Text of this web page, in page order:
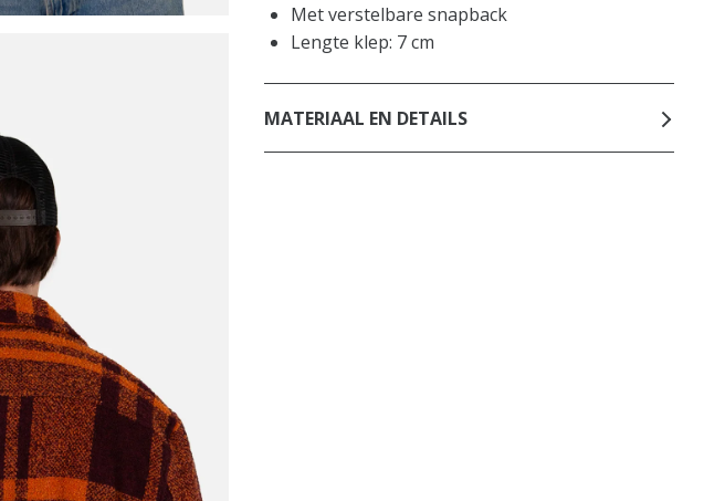
Met verstelbare snapback
Lengte klep: 7 cm
MATERIAAL EN DETAILS